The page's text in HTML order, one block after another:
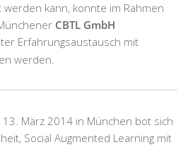
kann, konnte im Rahmen
CBTL GmbH
Erfahrungsaustausch mit
werden.
März 2014 in München bot sich
Social Augmented Learning mit